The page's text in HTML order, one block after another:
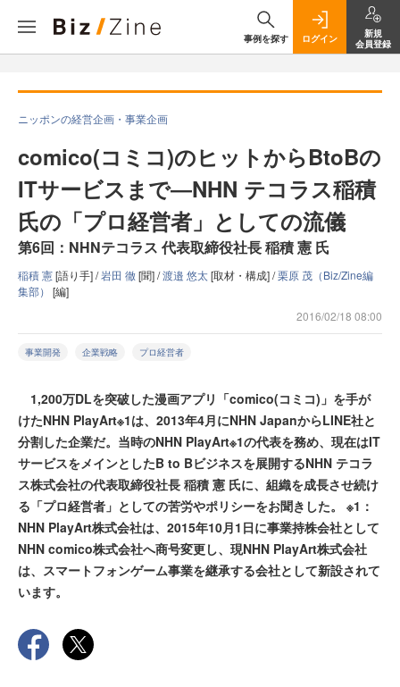
事例を探す ログイン
新規
会員登録
ニッポンの経営企画・事業企画
comico(コミコ)のヒットからBtoBの
ITサービスまで―NHN テコラス稲積
氏の「プロ経営者」としての流儀
第6回：NHNテコラス 代表取締役社長 稲積 憲 氏
稲積 憲[語り手] /岩田 徹[聞] /渡邉 悠太[取材・構成] /栗原 茂（Biz/Zine編
集部） [編]
2016/02/18 08:00
事業開発 企業戦略 プロ経営者
1,200万DLを突破した漫画アプリ「comico(コミコ)」を手が
けたNHN PlayArt※1は、2013年4月にNHN JapanからLINE社と
分割した企業だ。当時のNHN PlayArt※1の代表を務め、現在はIT
サービスをメインとしたB to Bビジネスを展開するNHN テコラ
ス株式会社の代表取締役社長 稲積 憲 氏に、組織を成長させ続け
る「プロ経営者」としての苦労やポリシーをお聞きした。 ※1：
NHN PlayArt株式会社は、2015年10月1日に事業持株会社として
NHN comico株式会社へ商号変更し、現NHN PlayArt株式会社
は、スマートフォンゲーム事業を継承する会社として新設されて
います。